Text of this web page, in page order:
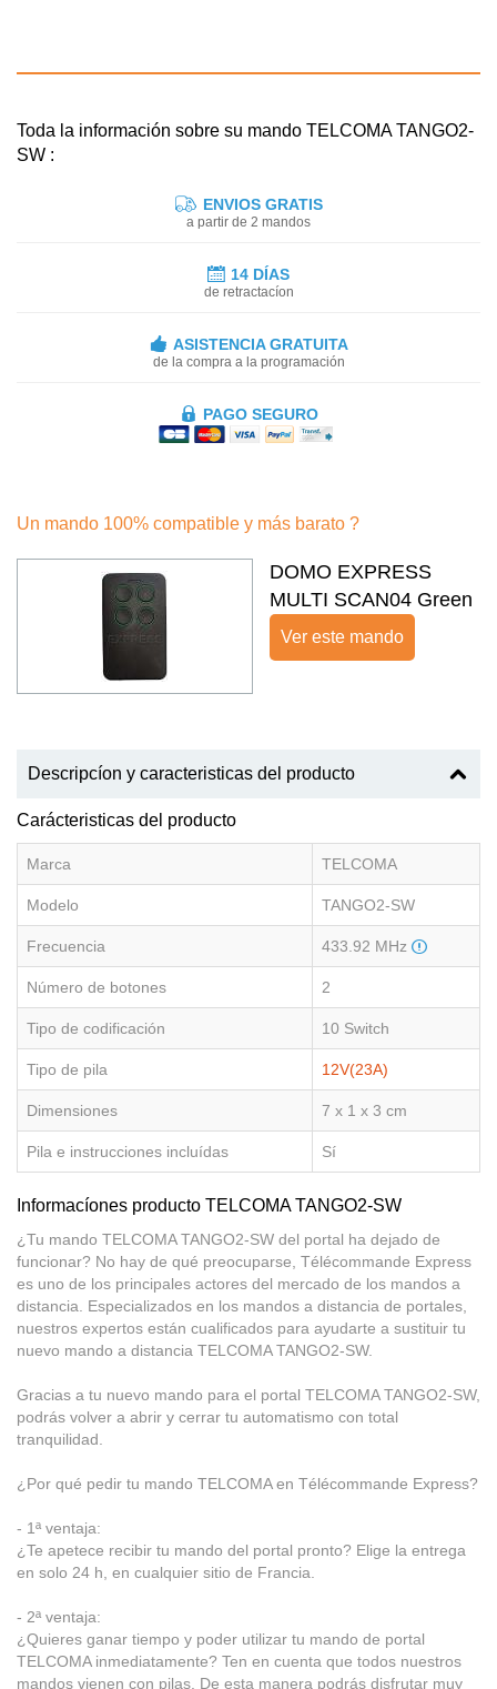
Toda la información sobre su mando TELCOMA TANGO2-
SW :
ENVIOS GRATIS
a partir de 2 mandos
14 DÍAS
de retractacíon
ASISTENCIA GRATUITA
de la compra a la programación
PAGO SEGURO
Un mando 100% compatible y más barato ?
DOMO EXPRESS
MULTI SCAN04 Green
Ver este mando
Descripcíon y caracteristicas del producto
Carácteristicas del producto
Marca TELCOMA
Modelo TANGO2-SW
Frecuencia 433.92 MHz
Número de botones 2
Tipo de codificación 10 Switch
Tipo de pila 12V(23A)
Dimensiones 7 x 1 x 3 cm
Pila e instrucciones incluídas Sí
Informacíones producto TELCOMA TANGO2-SW
¿Tu mando TELCOMA TANGO2-SW del portal ha dejado de
funcionar? No hay de qué preocuparse, Télécommande Express
es uno de los principales actores del mercado de los mandos a
distancia. Especializados en los mandos a distancia de portales,
nuestros expertos están cualificados para ayudarte a sustituir tu
nuevo mando a distancia TELCOMA TANGO2-SW.
Gracias a tu nuevo mando para el portal TELCOMA TANGO2-SW,
podrás volver a abrir y cerrar tu automatismo con total
tranquilidad.
¿Por qué pedir tu mando TELCOMA en Télécommande Express?
- 1ª ventaja:
¿Te apetece recibir tu mando del portal pronto? Elige la entrega
en solo 24 h, en cualquier sitio de Francia.
- 2ª ventaja:
¿Quieres ganar tiempo y poder utilizar tu mando de portal
TELCOMA inmediatamente? Ten en cuenta que todos nuestros
mandos vienen con pilas. De esta manera podrás disfrutar muy